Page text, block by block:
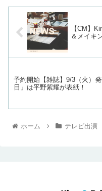
【CM】
＆メイキ
予約開始【雑誌】9/3（火）
日」は平野紫耀が表紙！
ホーム テレビ出演